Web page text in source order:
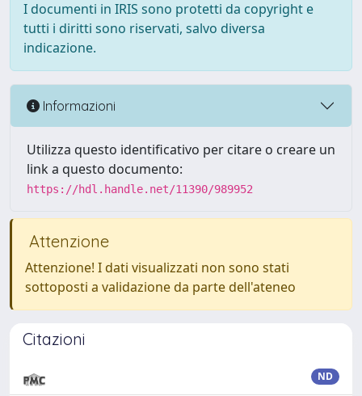
I documenti in IRIS sono protetti da copyright e
tutti i diritti sono riservati, salvo diversa
indicazione.
Informazioni
Utilizza questo identificativo per citare o creare un
link a questo documento:
https://hdl.handle.net/11390/989952
Attenzione
Attenzione! I dati visualizzati non sono stati
sottoposti a validazione da parte dell'ateneo
Citazioni
ND